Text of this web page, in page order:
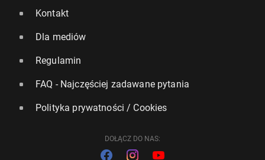
Kontakt
Dla mediów
Regulamin
FAQ - Najczęściej zadawane pytania
Polityka prywatności / Cookies
DOŁĄCZ DO NAS: